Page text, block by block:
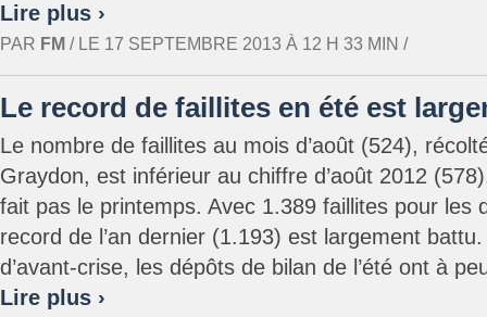
Lire plus ›
PAR FM / LE 17 SEPTEMBRE 2013 À 12 H 33 MIN /
Le record de faillites en été est
Le nombre de faillites au mois d’août (524),
Graydon, est inférieur au chiffre d’août 2012
fait pas le printemps. Avec 1.389 faillites pour les
record de l’an dernier (1.193) est largement
d’avant-crise, les dépôts de bilan de l’été ont à
Lire plus ›